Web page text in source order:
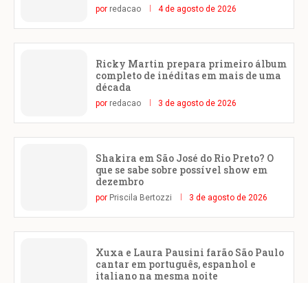
por redacao 4 de agosto de 2026
Ricky Martin prepara primeiro álbum
completo de inéditas em mais de uma
década
por redacao 3 de agosto de 2026
Shakira em São José do Rio Preto? O
que se sabe sobre possível show em
dezembro
por Priscila Bertozzi 3 de agosto de 2026
Xuxa e Laura Pausini farão São Paulo
cantar em português, espanhol e
italiano na mesma noite